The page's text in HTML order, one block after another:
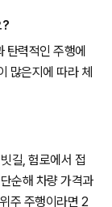
?
탄력적인 주행에
많은지에 따라 체
길, 험로에서 접
순해 차량 가격과
주 주행이라면 2